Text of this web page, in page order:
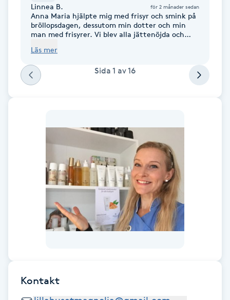
Föning
Gel naglar
Gelenaglar
Gellack med förstärkning
Gravidmassage
Gruppträning
Linnea B. för 2 månader sedan
Anna Maria hjälpte mig med frisyr och smink på
bröllopsdagen, dessutom min dotter och min
man med frisyrer. Vi blev alla jättenöjda och
dessutom väldigt känslig i framförallt ögonen,
engagemang från Anna Maria med förberedelser
och utförande! Lyhörd, duktig och en underbart
Läs mer
Sida 1 av16
Kontakt